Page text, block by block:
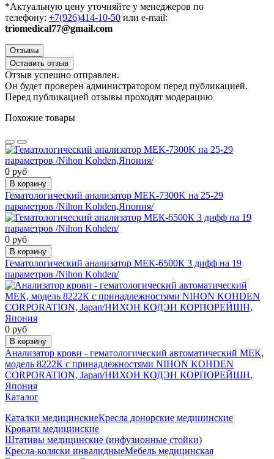
*Актуальную цену уточняйте у менеджеров по
телефону: +7(926)414-10-50 или e-mail:
triomedical77@gmail.com
Отзывы
Оставить отзыв
Отзыв успешно отправлен.
Он будет проверен администратором перед публикацией.
Перед публикацией отзывы проходят модерацию
Похожие товары
0 руб
В корзину
Гематологический анализатор MEK-7300K на 25-29
параметров /Nihon Kohden,Япония/
0 руб
В корзину
Гематологический анализатор МЕК-6500К 3 дифф на 19
параметров /Nihon Kohden/
0 руб
В корзину
Анализатор крови - гематологический автоматический МЕК,
модель 8222К с принадлежностями NIHON KOHDEN
CORPORATION, Japan/НИХОН КОДЭН КОРПОРЕЙШН,
Япония
Каталог
Каталки медицинскиеКресла донорские медицинские
Кровати медицинские
Штативы медицинские (инфузионные стойки)
Кресла-коляски инвалидныеМебель медицинская